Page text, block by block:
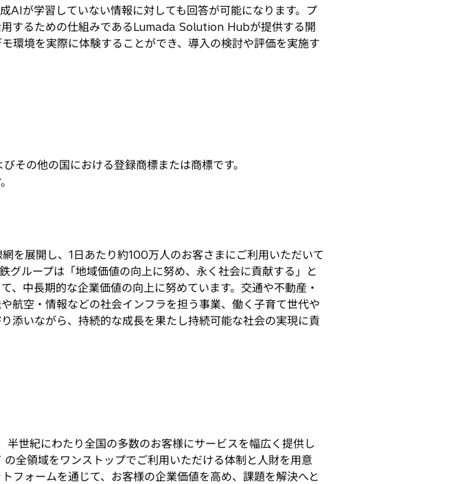
AIが学習していない情報に対しても回答が可能になります。プ
するための仕組みであるLumada Solution Hubが提供する開
環境を実際に体験することができ、導入の検討や評価を実施す
の他の国における登録商標または商標です。
を展開し、1日あたり約100万人のお客さまにご利用いただいて
グループは「地域価値の向上に努め、永く社会に貢献する」と
、中長期的な企業価値の向上に努めています。交通や不動産・
航空・情報などの社会インフラを担う事業、働く子育て世代や
添いながら、持続的な成長を果たし持続可能な社会の実現に貢
世紀にわたり全国の多数のお客様にサービスを幅広く提供し
全領域をワンストップでご利用いただける体制と人財を用意
フォームを通じて、お客様の企業価値を高め、課題を解決へと